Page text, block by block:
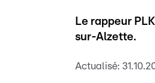
Le rappeur
sur-Alzette.
Actualisé: